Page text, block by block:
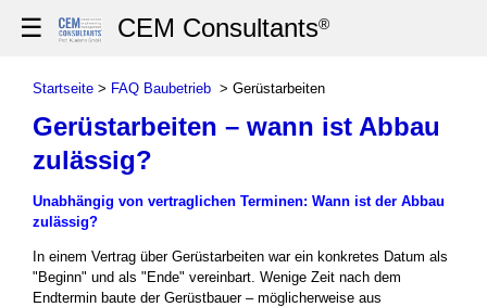
☰ CEM Consultants®
Startseite > FAQ Baubetrieb > Gerüstarbeiten
Gerüstarbeiten – wann ist Abbau
zulässig?
Unabhängig von vertraglichen Terminen: Wann ist der Abbau
zulässig?
In einem Vertrag über Gerüstarbeiten war ein konkretes Datum als
"Beginn" und als "Ende" vereinbart. Wenige Zeit nach dem
Endtermin baute der Gerüstbauer – möglicherweise aus